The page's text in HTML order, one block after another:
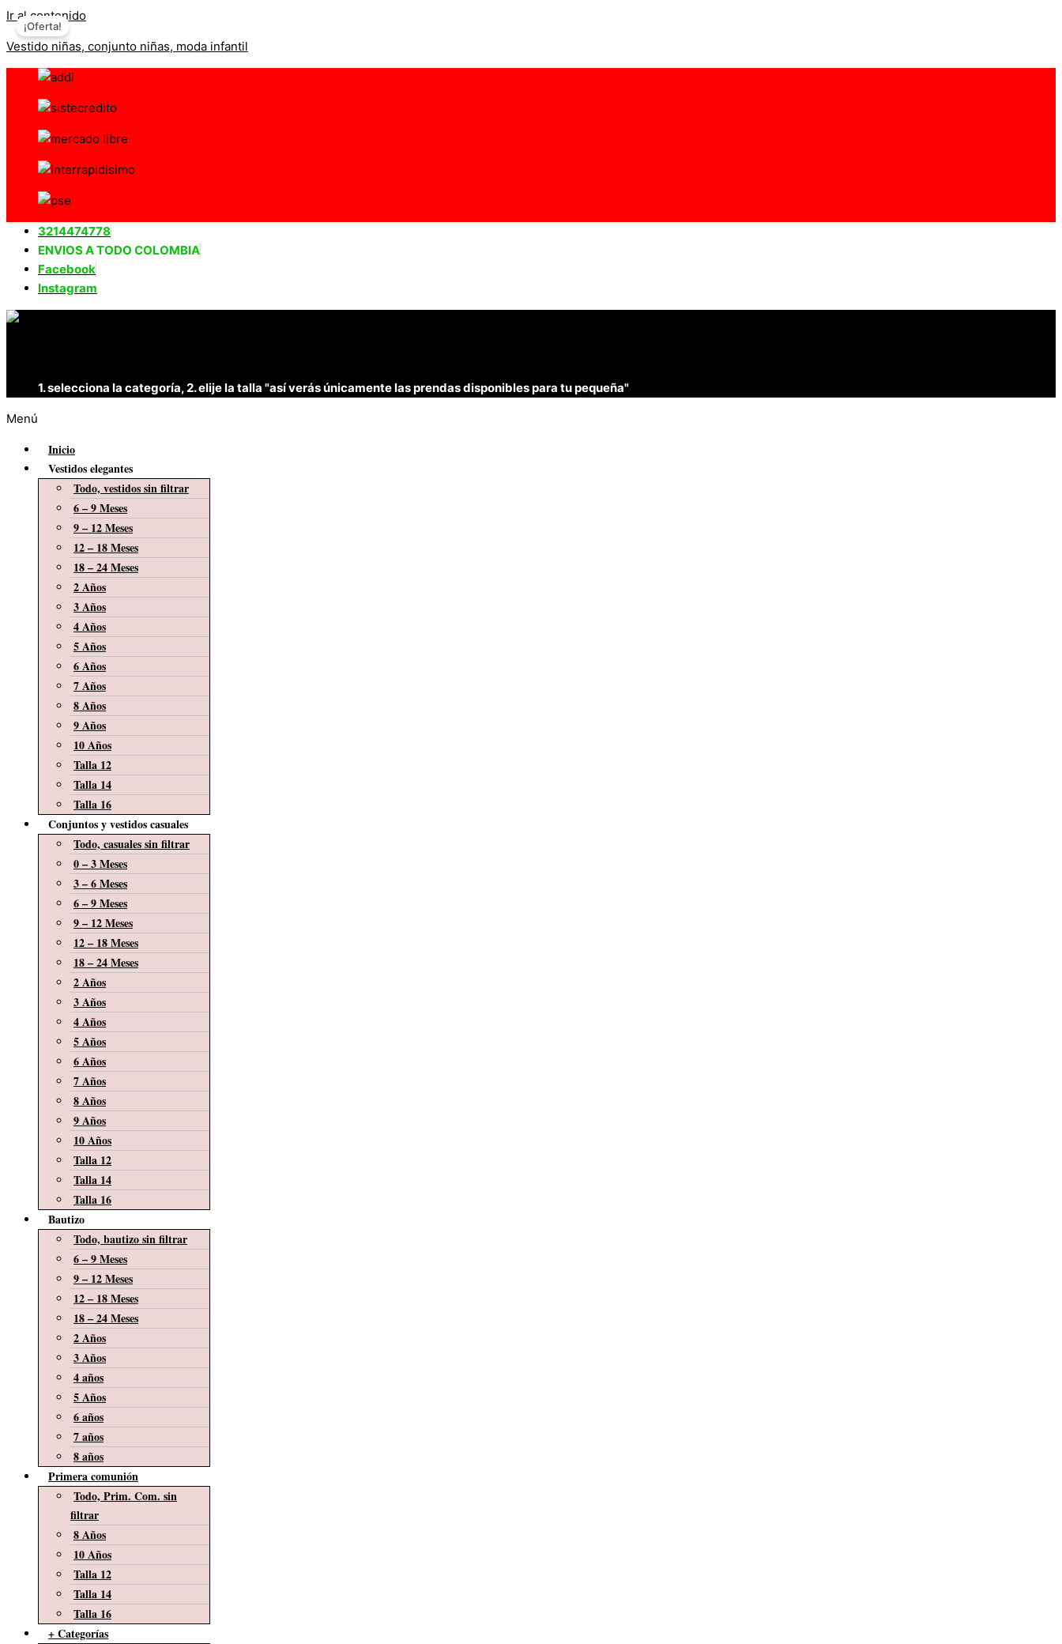
Ir al contenido
Vestido niñas, conjunto niñas, moda infantil
3214474778
ENVIOS A TODO COLOMBIA
Facebook
Instagram
1. selecciona la categoría, 2. elije la talla "así verás únicamente las prendas disponibles para tu pequeña"
Menú
Inicio
Vestidos elegantes
Todo, vestidos sin filtrar
6 – 9 Meses
9 – 12 Meses
12 – 18 Meses
18 – 24 Meses
2 Años
3 Años
4 Años
5 Años
6 Años
7 Años
8 Años
9 Años
10 Años
Talla 12
Talla 14
Talla 16
Conjuntos y vestidos casuales
Todo, casuales sin filtrar
0 – 3 Meses
3 – 6 Meses
6 – 9 Meses
9 – 12 Meses
12 – 18 Meses
18 – 24 Meses
2 Años
3 Años
4 Años
5 Años
6 Años
7 Años
8 Años
9 Años
10 Años
Talla 12
Talla 14
Talla 16
Bautizo
Todo, bautizo sin filtrar
6 – 9 Meses
9 – 12 Meses
12 – 18 Meses
18 – 24 Meses
2 Años
3 Años
4 años
5 Años
6 años
7 años
8 años
Primera comunión
Todo, Prim. Com. sin
filtrar
8 Años
10 Años
Talla 12
Talla 14
Talla 16
+ Categorías
¡Oferta!